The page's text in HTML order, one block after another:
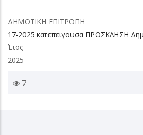
ΔΗΜΟΤΙΚΗ ΕΠΙΤΡΟΠΗ
17-2025 κατεπειγουσα ΠΡΟΣΚΛΗΣΗ
Έτος
2025
7